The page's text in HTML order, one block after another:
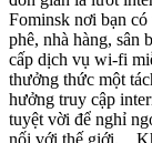
Fominsk nơi bạn
phê, nhà hàng, sân
cấp dịch vụ wi-fi
thưởng thức một
hưởng truy cập
tuyệt vời để nghỉ
nối với thế giới.